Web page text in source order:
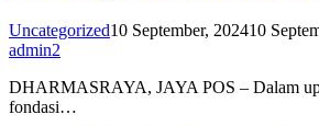
Uncategorized10 September, 202410
admin2
DHARMASRAYA, JAYA POS – Dalam
fondasi…